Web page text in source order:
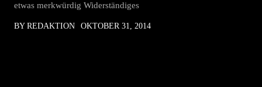
etwas merkwürdig Widerständiges
BY REDAKTION OKTOBER 31, 2014